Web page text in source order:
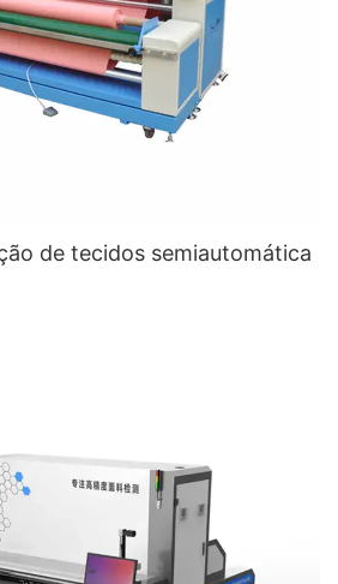
de tecidos semiautomática